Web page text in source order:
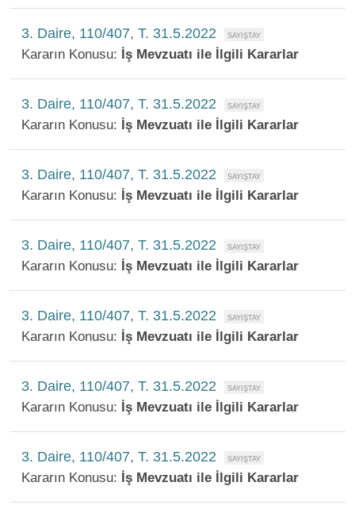
3. Daire, 110/407, T. 31.5.2022
Kararın Konusu: İş Mevzuatı ile İlgili Kararlar
3. Daire, 110/407, T. 31.5.2022
Kararın Konusu: İş Mevzuatı ile İlgili Kararlar
3. Daire, 110/407, T. 31.5.2022
Kararın Konusu: İş Mevzuatı ile İlgili Kararlar
3. Daire, 110/407, T. 31.5.2022
Kararın Konusu: İş Mevzuatı ile İlgili Kararlar
3. Daire, 110/407, T. 31.5.2022
Kararın Konusu: İş Mevzuatı ile İlgili Kararlar
3. Daire, 110/407, T. 31.5.2022
Kararın Konusu: İş Mevzuatı ile İlgili Kararlar
3. Daire, 110/407, T. 31.5.2022
Kararın Konusu: İş Mevzuatı ile İlgili Kararlar